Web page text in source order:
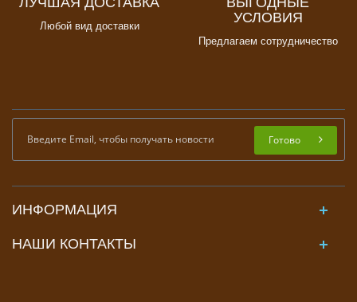
Любой вид доставки
УСЛОВИЯ
Предлагаем сотрудничество
Готово
ИНФОРМАЦИЯ
НАШИ КОНТАКТЫ